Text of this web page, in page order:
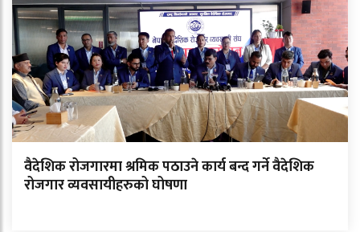
वैदेशिक रोजगारमा श्रमिक पठाउने कार्य बन्द गर्ने वैदेशिक
रोजगार व्यवसायीहरुको घोषणा